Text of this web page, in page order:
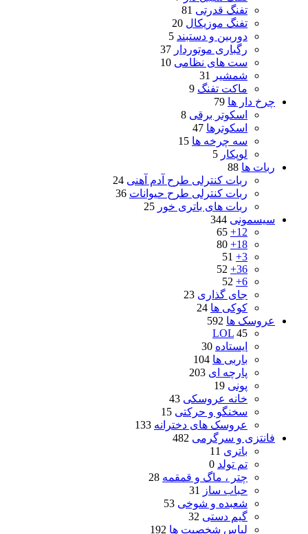
تفنگ قدرتی 81
تفنگ موزیکال 20
دوربین و دستبند 5
رگباری موتوردار 37
ست های نظامی 10
شمشیر
31
ماکت تفنگ 9
چرخ دار ها 79
اسکوتر برقی 8
اسکوترها 47
سه چرخه ها 15
لوپکار 5
ربات ها 88
ربات کنترلی طرح آدم آهنی 24
ربات کنترلی طرح حیوانات 36
ربات های باتری خور 25
سیسمونی 344
12+
65
18+
80
3+
51
36+
52
6+
52
جای گذاری 23
کوکی ها 24
عروسک ها 592
LOL 45
ایستاده 30
باربی ها 104
پارچه ای 203
پونی 19
خانه عروسکی 43
سخنگو و حرکتی 15
عروسک های دخترانه 133
فانتزی و سرگرمی 482
باتری 11
تم تولد 0
چتر ، ماگ و قمقمه 28
حباب ساز
31
شعبده و شوخی 53
گیم دستی 32
لباس شخصیت ها 192